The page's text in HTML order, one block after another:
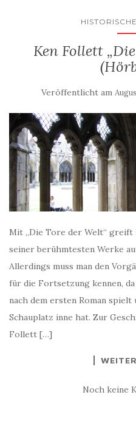
Ken Follett
Veröffentlicht am
Mit „Die Tore der Welt“ greift
seiner berühmtesten Werke
Allerdings muss man den
für die Fortsetzung kennen,
nach dem ersten Roman
Schauplatz inne hat. Zur
Follett […]
Noch keine